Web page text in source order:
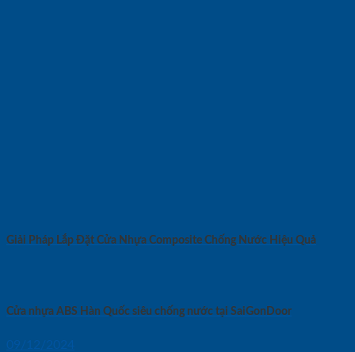
Giải Pháp Lắp Đặt Cửa Nhựa Composite Chống Nước Hiệu Quả
Cửa nhựa ABS Hàn Quốc siêu chống nước tại SaiGonDoor
09/12/2024